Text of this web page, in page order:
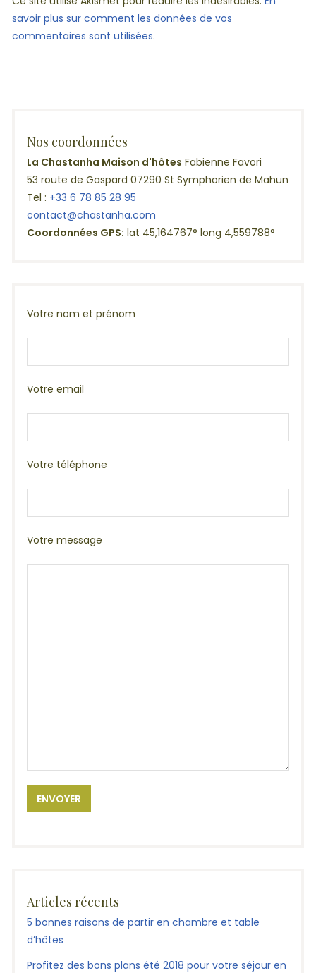
savoir plus sur comment les données de vos
commentaires sont utilisées.
Nos coordonnées
La Chastanha Maison d'hôtes Fabienne Favori
53 route de Gaspard 07290 St Symphorien de Mahun
Tel : +33 6 78 85 28 95
contact@chastanha.com
Coordonnées GPS: lat 45,164767° long 4,559788°
Votre nom et prénom
Votre email
Votre téléphone
Votre message
Articles récents
5 bonnes raisons de partir en chambre et table
d’hôtes
Profitez des bons plans été 2018 pour votre séjour en